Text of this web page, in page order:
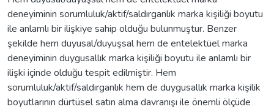
deneyiminin sorumluluk/aktif/saldırganlık marka kişiliği boyutu
ile anlamlı bir ilişkiye sahip olduğu bulunmuştur. Benzer
şekilde hem duyusal/duyuşsal hem de entelektüel marka
deneyiminin duygusallık marka kişiliği boyutu ile anlamlı bir
ilişki içinde olduğu tespit edilmiştir. Hem
sorumluluk/aktif/saldırganlık hem de duygusallık marka kişilik
boyutlarının dürtüsel satın alma davranışı ile önemli ölçüde